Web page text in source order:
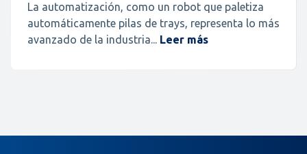
La automatización, como un robot que paletiza
automáticamente pilas de trays, representa lo más
avanzado de la industria... Leer más